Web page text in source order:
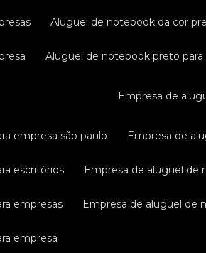
aluguel de notebook da cor
aluguel de notebook preto para
empresa de
empresa são paulo empresa de
escritórios empresa de aluguel
empresas empresa de aluguel de
empresa